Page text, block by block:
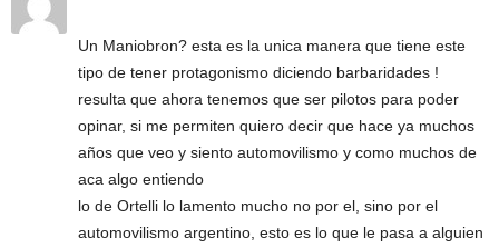
Un Maniobron? esta es la unica manera que tiene este
tipo de tener protagonismo diciendo barbaridades !
resulta que ahora tenemos que ser pilotos para poder
opinar, si me permiten quiero decir que hace ya muchos
años que veo y siento automovilismo y como muchos de
aca algo entiendo
lo de Ortelli lo lamento mucho no por el, sino por el
automovilismo argentino, esto es lo que le pasa a alguien